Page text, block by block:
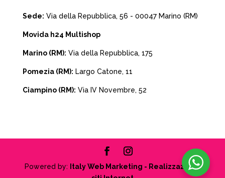
Sede: Via della Repubblica, 56 - 00047 Marino (RM)
Movida h24 Multishop
Marino (RM): Via della Repubblica, 175
Pomezia (RM): Largo Catone, 11
Ciampino (RM): Via IV Novembre, 52
Powered by:
Italy Web Marketing - Realizzazione